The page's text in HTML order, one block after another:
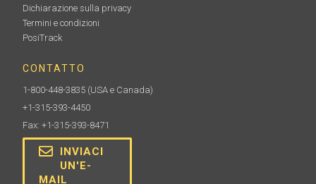
Dichiarazione sulla privacy
Termini e condizioni
PosiTrack
CONTATTO
1-800-448-3835 (USA e Canada)
+1-315-393-4450
Fax: +1-315-393-8471
INVIACI
UN'E-
MAIL